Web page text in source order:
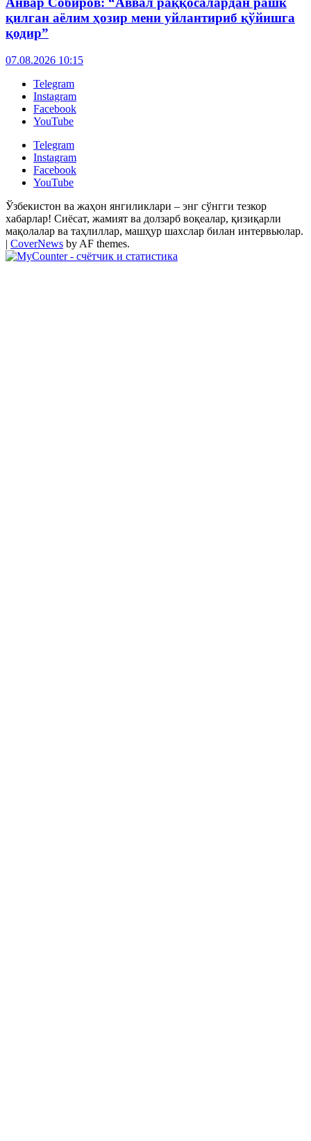
қилган аёлим ҳозир мени уйлантириб қўйишга
қодир”
07.08.2026 10:15
Telegram
Instagram
Facebook
YouTube
Telegram
Instagram
Facebook
YouTube
Ўзбекистон ва жаҳон янгиликлари – энг сўнгги тезкор
хабарлар! Сиёсат, жамият ва долзарб воқеалар, қизиқарли
мақолалар ва таҳлиллар, машҳур шахслар билан интервьюлар.
| CoverNews by AF themes.